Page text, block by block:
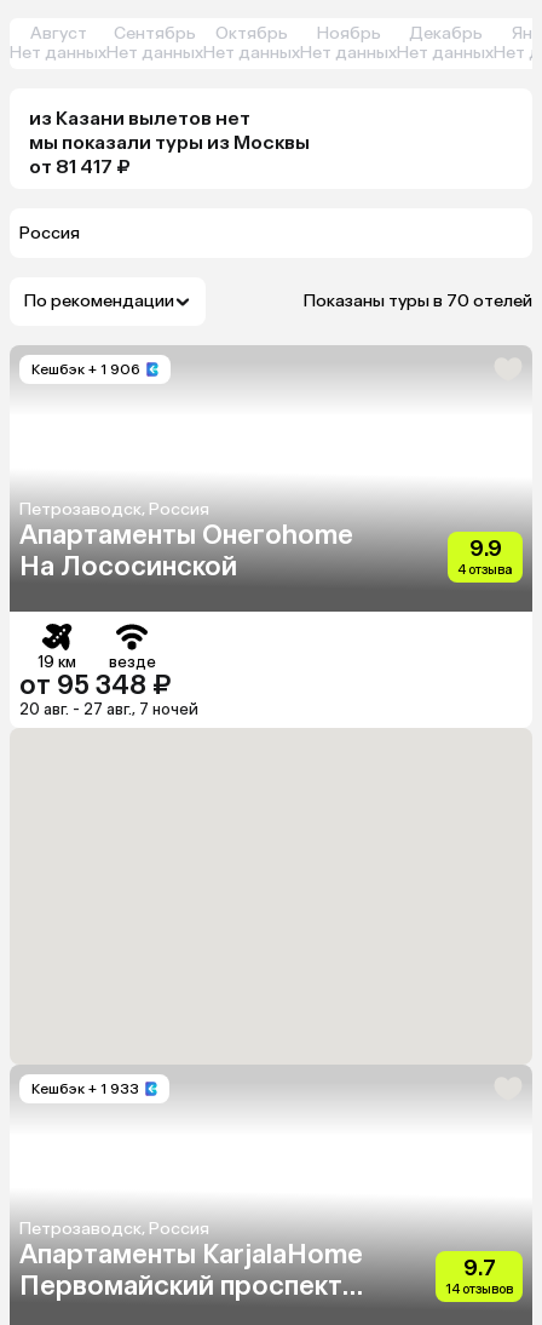
Август
Нет данных
Сентябрь
Нет данных
Октябрь
Нет данных
Ноябрь
Нет данных
Декабрь
Нет данныхНет
из Казани вылетов нет
мы показали туры из Москвы
от 81 417 ₽
Россия
По рекомендации Показаны туры в 70 отелей
Кешбэк + 1 906
Петрозаводск, Россия
Апартаменты Онегоhome
На Лососинской
9.9
4 отзыва
19 км везде
от 95 348 ₽
20 авг. - 27 авг., 7 ночей
Кешбэк + 1 933
Петрозаводск, Россия
Апартаменты KarjalaHome
Первомайский проспект
9.7
14 отзывов